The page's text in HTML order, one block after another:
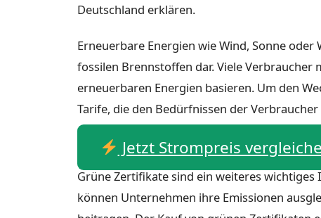
Deutschland erklären.
Erneuerbare Energien wie Wind, Sonne
fossilen Brennstoffen dar. Viele
erneuerbaren Energien basieren. Um den
Tarife, die den Bedürfnissen der
Jetzt Strompreis
Grüne Zertifikate sind ein weiteres
können Unternehmen ihre Emissionen